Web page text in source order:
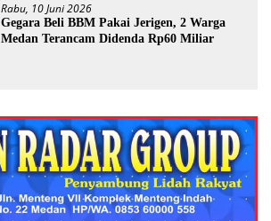
Rabu, 10 Juni 2026
Gegara Beli BBM Pakai Jerigen, 2 Warga
Medan Terancam Didenda Rp60 Miliar